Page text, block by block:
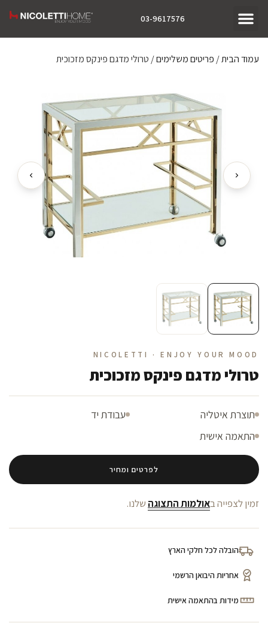
03-9617576
עמוד הבית/ פריטים משלימים/ טרולי מדגם פינקס מזכוכית
NICOLETTI · ENJOY YOUR MOOD
טרולי מדגם פינקס מזכוכית
תוצרת איטליה
עבודת יד
התאמה אישית
לפרטים ומחיר
זמין לצפייה באולמות התצוגה שלנו.
הובלה לכל חלקי הארץ
אחריות היבואן הרשמי
מידות בהתאמה אישית